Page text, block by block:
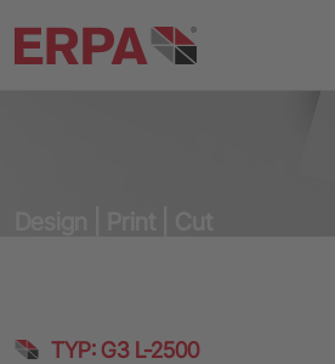
TYP: G3 L-2500